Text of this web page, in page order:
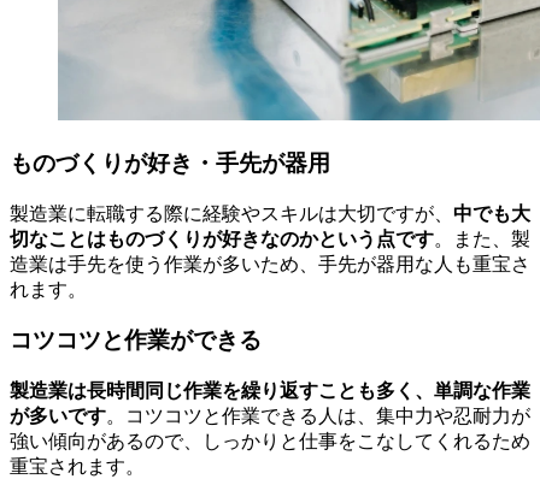
ものづくりが好き・手先が器用
製造業に転職する際に経験やスキルは大切ですが、 中でも大
切なことはものづくりが好きなのかという点です。また、製
造業は手先を使う作業が多いため、手先が器用な人も重宝さ
れます。
コツコツと作業ができる
製造業は長時間同じ作業を繰り返すことも多く、単調な作業
が多いです。コツコツと作業できる人は、集中力や忍耐力が
強い傾向があるので、しっかりと仕事をこなしてくれるため
重宝されます。